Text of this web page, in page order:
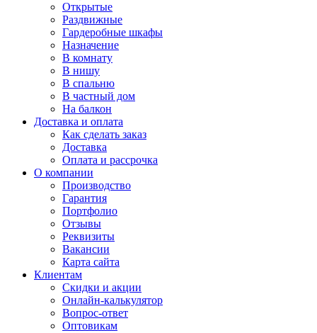
Открытые
Раздвижные
Гардеробные шкафы
Назначение
В комнату
В нишу
В спальню
В частный дом
На балкон
Доставка и оплата
Как сделать заказ
Доставка
Оплата и рассрочка
О компании
Производство
Гарантия
Портфолио
Отзывы
Реквизиты
Вакансии
Карта сайта
Клиентам
Скидки и акции
Онлайн-калькулятор
Вопрос-ответ
Оптовикам